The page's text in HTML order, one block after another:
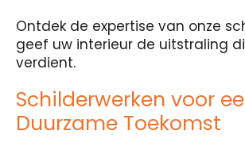
Ontdek de expertise van onze
geef uw interieur de uitstraling
verdient.
Schilderwerken voor
Duurzame Toekomst